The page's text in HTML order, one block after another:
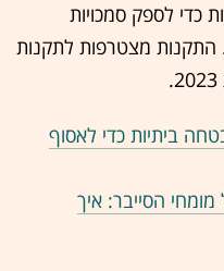
כדי לספק סמכויות
התקנות מצטרפות לתקנות
ביתיות כדי לאסוף
הסייבר: איך